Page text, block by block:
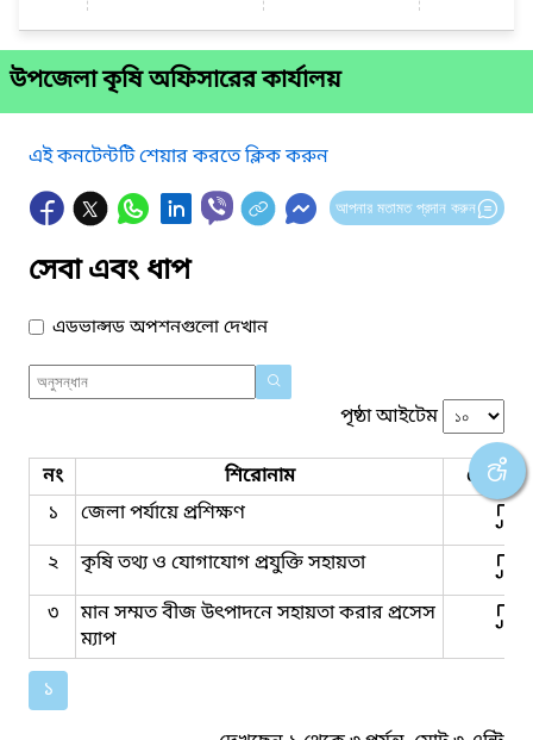
উপজেলা কৃষি অফিসারের কার্যালয়
এই কনটেন্টটি শেয়ার করতে ক্লিক করুন
আপনার মতামত প্রদান করুন
সেবা এবং ধাপ
এডভান্সড অপশনগুলো দেখান
পৃষ্ঠা আইটেম
নং শিরোনাম
সেবার
১
জেলা পর্যায়ে প্রশিক্ষণ
২
কৃষি তথ্য ও যোগাযোগ প্রযুক্তি সহায়তা
৩
মান সম্মত বীজ উৎপাদনে সহায়তা করার প্রসেস
ম্যাপ
১